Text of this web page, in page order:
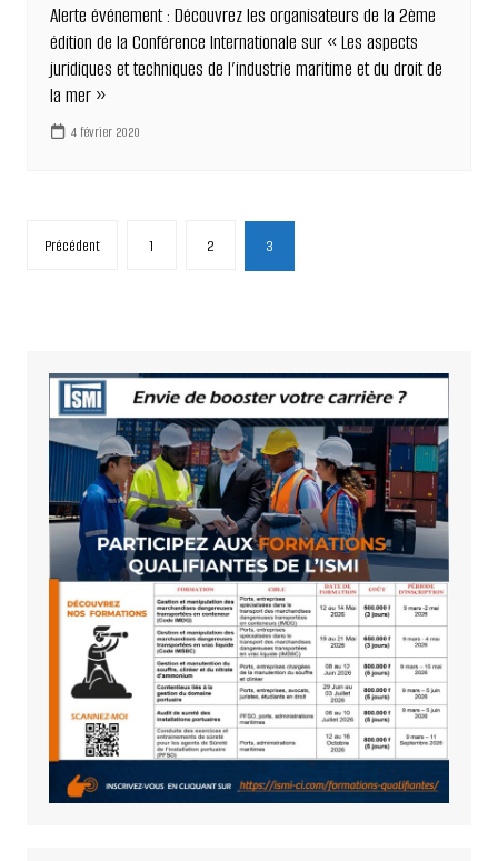
Alerte événement : Découvrez les organisateurs de la 2ème
édition de la Conférence Internationale sur « Les aspects
juridiques et techniques de l’industrie maritime et du droit de
la mer »
4 février 2020
Pagination
Précédent 1 2 3